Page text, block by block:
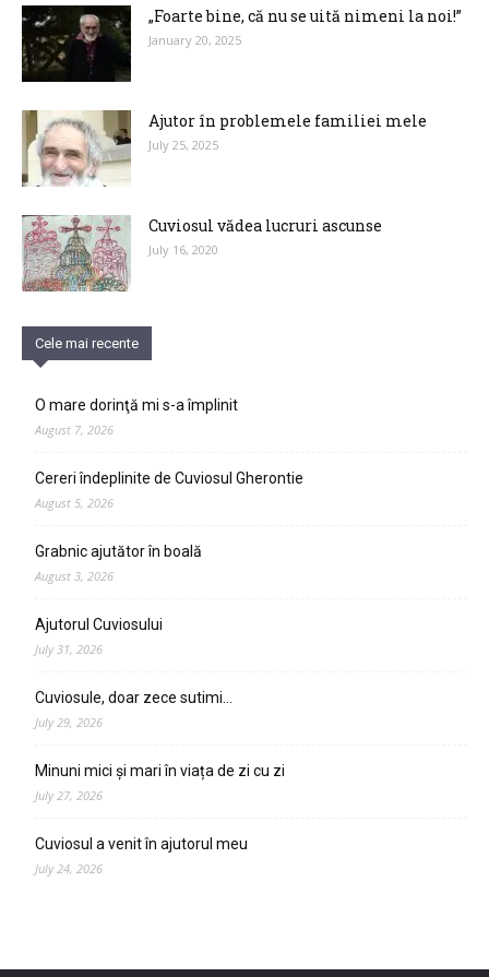
„Foarte bine, că nu se uită nimeni la noi!”
January 20, 2025
Ajutor în problemele familiei mele
July 25, 2025
Cuviosul vădea lucruri ascunse
July 16, 2020
Cele mai recente
O mare dorinţă mi s-a împlinit
August 7, 2026
Cereri îndeplinite de Cuviosul Gherontie
August 5, 2026
Grabnic ajutător în boală
August 3, 2026
Ajutorul Cuviosului
July 31, 2026
Cuviosule, doar zece sutimi…
July 29, 2026
Minuni mici și mari în viața de zi cu zi
July 27, 2026
Cuviosul a venit în ajutorul meu
July 24, 2026